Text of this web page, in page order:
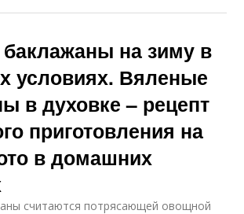
на зиму в
условиях. Вяленые
в духовке – рецепт
приготовления на
в домашних
считаются потрясающей овощной